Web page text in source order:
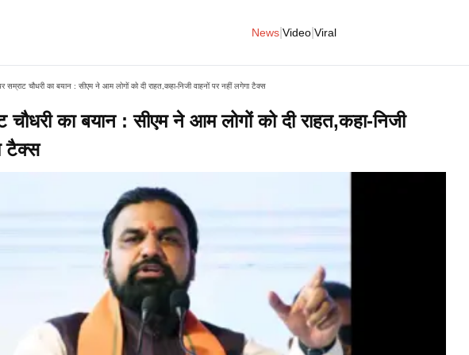
News Video Viral
सम्राट चौधरी का बयान : सीएम ने आम लोगों को दी राहत,कहा-निजी वाहनों पर नहीं लगेगा टैक्स
का बयान : सीएम ने आम लोगों को दी राहत,कहा-निजी
टैक्स